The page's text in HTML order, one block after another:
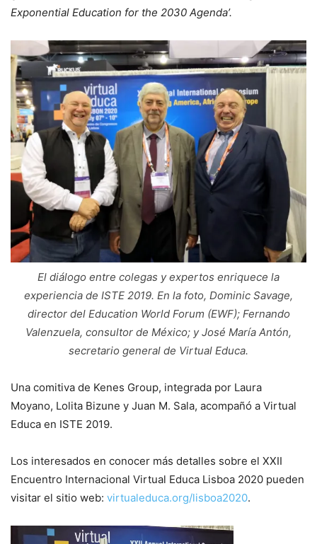
Exponential Education for the 2030 Agenda’.
El diálogo entre colegas y expertos enriquece la
experiencia de ISTE 2019. En la foto, Dominic Savage,
director del Education World Forum (EWF); Fernando
Valenzuela, consultor de México; y José María Antón,
secretario general de Virtual Educa.
Una comitiva de Kenes Group, integrada por Laura
Moyano, Lolita Bizune y Juan M. Sala, acompañó a Virtual
Educa en ISTE 2019.
Los interesados en conocer más detalles sobre el XXII
Encuentro Internacional Virtual Educa Lisboa 2020 pueden
visitar el sitio web: virtualeduca.org/lisboa2020.